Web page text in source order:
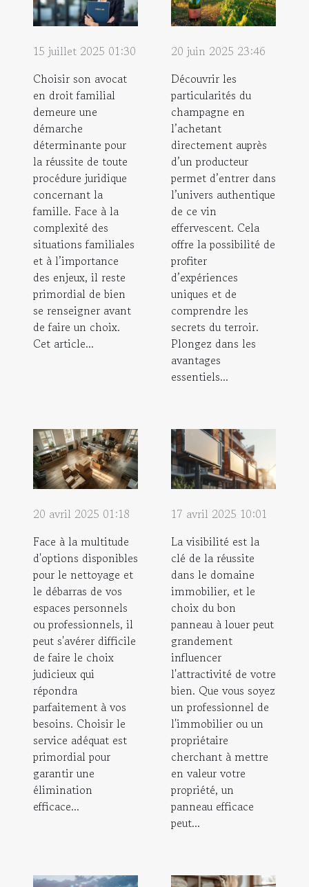
15 juillet 2025 01:30
Choisir son avocat
en droit familial
demeure une
démarche
déterminante pour
la réussite de toute
procédure juridique
concernant la
famille. Face à la
complexité des
situations familiales
et à l’importance
des enjeux, il reste
primordial de bien
se renseigner avant
de faire un choix.
Cet article...
20 juin 2025 23:46
Découvrir les
particularités du
champagne en
l’achetant
directement auprès
d’un producteur
permet d’entrer dans
l’univers authentique
de ce vin
effervescent. Cela
offre la possibilité de
profiter
d’expériences
uniques et de
comprendre les
secrets du terroir.
Plongez dans les
avantages
essentiels...
20 avril 2025 01:18
Face à la multitude
d'options disponibles
pour le nettoyage et
le débarras de vos
espaces personnels
ou professionnels, il
peut s'avérer difficile
de faire le choix
judicieux qui
répondra
parfaitement à vos
besoins. Choisir le
service adéquat est
primordial pour
garantir une
élimination
efficace...
17 avril 2025 10:01
La visibilité est la
clé de la réussite
dans le domaine
immobilier, et le
choix du bon
panneau à louer peut
grandement
influencer
l'attractivité de votre
bien. Que vous soyez
un professionnel de
l'immobilier ou un
propriétaire
cherchant à mettre
en valeur votre
propriété, un
panneau efficace
peut...